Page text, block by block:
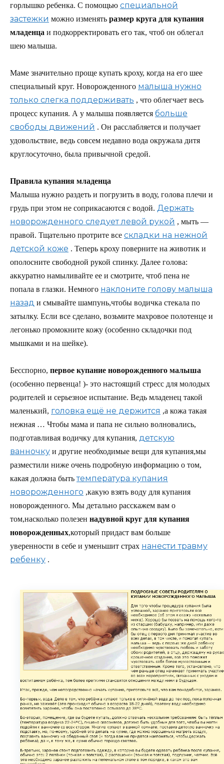
горлышко ребенка. С помощью специальной
застежки можно изменять размер круга для купания
младенца и подкорректировать его так, чтоб он облегал
шею малыша.
Маме значительно проще купать кроху, когда на его шее
специальный круг. Новорожденного малыша нужно
только слегка поддерживать , что облегчает весь
процесс купания. А у малыша появляется больше
свободы движений . Он расслабляется и получает
удовольствие, ведь совсем недавно вода окружала дитя
круглосуточно, была привычной средой.
Правила купания младенца
Малыша нужно раздеть и погрузить в воду, голова плечи и
грудь при этом не соприкасаются с водой. Держать
новорожденного следует левой рукой , мыть —
правой. Тщательно протрите все складки на нежной
детской коже . Теперь кроху поверните на животик и
ополосните свободной рукой спинку. Далее голова:
аккуратно намыливайте ее и смотрите, чтоб пена не
попала в глазки. Немного наклоните голову малыша
назад и смывайте шампунь,чтобы водичка стекала по
затылку. Если все сделано, возьмите махровое полотенце и
легонько промокните кожу (особенно складочки под
мышками и на шейке).
Бесспорно, первое купание новорожденного малыша
(особенно первенца! )- это настоящий стресс для молодых
родителей и серьезное испытание. Ведь младенец такой
маленький, головка ещё не держится ,а кожа такая
нежная … Чтобы мама и папа не сильно волновались,
подготавливая водичку для купания, детскую
ванночку и другие необходимые вещи для купания,мы
разместили ниже очень подробную информацию о том,
какая должна быть температура купания
новорожденного ,какую взять воду для купания
новорожденного. Мы детально расскажем вам о
том,насколько полезен надувной круг для купания
новорожденных,который придаст вам больше
уверенности в себе и уменьшит страх нанести травму
ребенку .